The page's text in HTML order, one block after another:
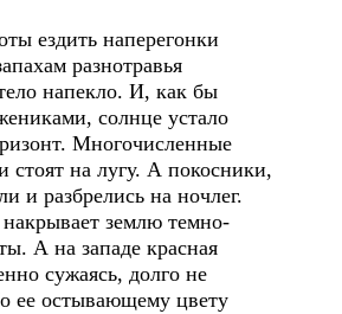
ездить наперегонки
разнотравья
напекло. И, как бы
солнце устало
Многочисленные
стоят на лугу. А покосники,
и разбрелись на ночлег.
землю темно-
А на западе красная
сужаясь, долго не
ее остывающему цвету